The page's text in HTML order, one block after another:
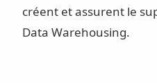
créent et assurent le
Data Warehousing.